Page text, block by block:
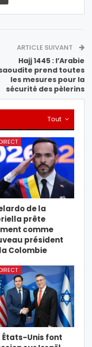
ARTICLE SUIVANT
Hajj 1445 : l’Arabie
prend toutes
les mesures pour la
sécurité des pèlerins
Tout
de la
prête
comme
président
Colombie
États-Unis font